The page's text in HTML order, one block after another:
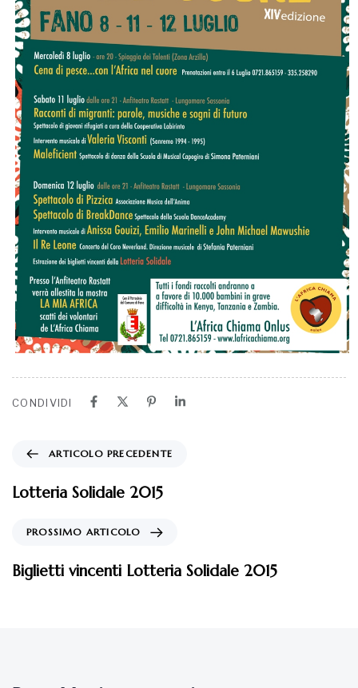
CONDIVIDI
ARTICOLO PRECEDENTE
Lotteria Solidale 2015
PROSSIMO ARTICOLO
Biglietti vincenti Lotteria Solidale 2015